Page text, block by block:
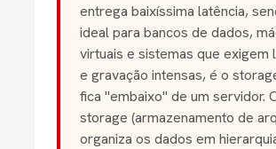
entrega baixíssima latência,
ideal para bancos de dados,
virtuais e sistemas que exigem
e gravação intensas, é o
fica "embaixo" de um servidor.
storage (armazenamento de
organiza os dados em